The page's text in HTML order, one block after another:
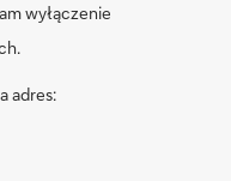
wyłączenie
adres: